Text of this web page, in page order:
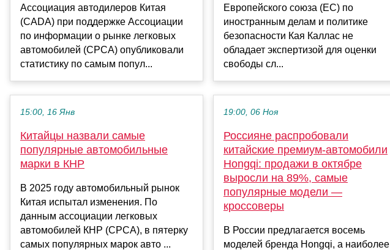
Ассоциация автодилеров Китая
(CADA) при поддержке Ассоциации
по информации о рынке легковых
автомобилей (CPCA) опубликовали
статистику по самым попул...
15:00, 16 Янв
Китайцы назвали самые
популярные автомобильные
марки в КНР
В 2025 году автомобильный рынок
Китая испытал изменения. По
данным ассоциации легковых
автомобилей КНР (CPCA), в пятерку
самых популярных марок авто ...
Европейского союза (ЕС) по
иностранным делам и политике
безопасности Кая Каллас не
обладает экспертизой для оценки
свободы сл...
19:00, 06 Ноя
Россияне распробовали
китайские премиум-автомобили
Hongqi: продажи в октябре
выросли на 89%, самые
популярные модели —
кроссоверы
В России предлагается восемь
моделей бренда Hongqi, а наиболее